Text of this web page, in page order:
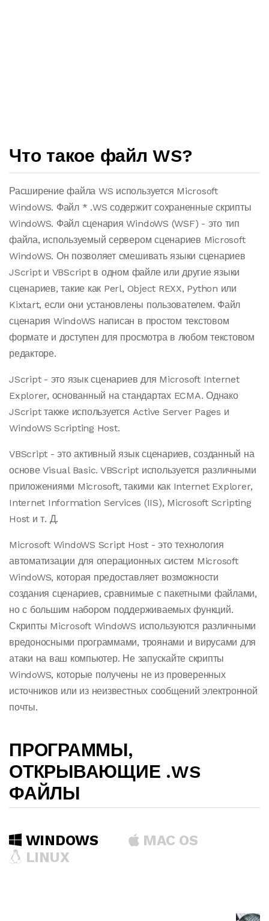
Что такое файл WS?
Расширение файла WS используется Microsoft
WindoWS. Файл * .WS содержит сохраненные скрипты
WindoWS. Файл сценария WindoWS (WSF) - это тип
файла, используемый сервером сценариев Microsoft
WindoWS. Он позволяет смешивать языки сценариев
JScript и VBScript в одном файле или другие языки
сценариев, такие как Perl, Object REXX, Python или
Kixtart, если они установлены пользователем. Файл
сценария WindoWS написан в простом текстовом
формате и доступен для просмотра в любом текстовом
редакторе.
JScript - это язык сценариев для Microsoft Internet
Explorer, основанный на стандартах ECMA. Однако
JScript также используется Active Server Pages и
WindoWS Scripting Host.
VBScript - это активный язык сценариев, созданный на
основе Visual Basic. VBScript используется различными
приложениями Microsoft, такими как Internet Explorer,
Internet Information Services (IIS), Microsoft Scripting
Host и т. Д.
Microsoft WindoWS Script Host - это технология
автоматизации для операционных систем Microsoft
WindoWS, которая предоставляет возможности
создания сценариев, сравнимые с пакетными файлами,
но с большим набором поддерживаемых функций.
Скрипты Microsoft WindoWS используются различными
вредоносными программами, троянами и вирусами для
атаки на ваш компьютер. Не запускайте скрипты
WindoWS, которые получены не из проверенных
источников или из неизвестных сообщений электронной
почты.
ПРОГРАММЫ,
ОТКРЫВАЮЩИЕ .WS
ФАЙЛЫ
WINDOWS
MAC OS
LINUX